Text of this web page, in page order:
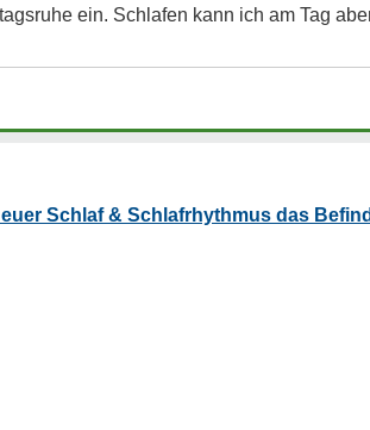
ein. Schlafen kann ich am Tag
Schlaf & Schlafrhythmus das